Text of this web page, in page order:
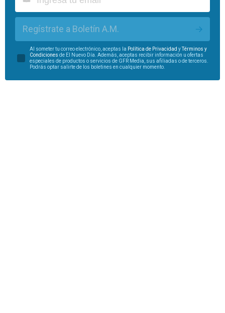
Regístrate a Boletín A.M.
Al someter tu correo electrónico, aceptas la Política de Privacidad yTérminos y
Condiciones de El Nuevo Día. Además, aceptas recibir información u ofertas
especiales de productos o servicios de GFR Media, sus afiliadas o de terceros.
Podrás optar salirte de los boletines en cualquier momento.